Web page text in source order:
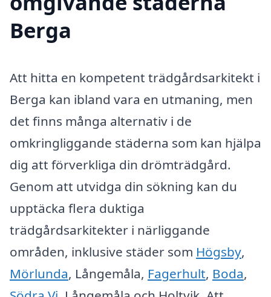
Berga
Att hitta en kompetent trädgårdsarkitekt i
Berga kan ibland vara en utmaning, men
det finns många alternativ i de
omkringliggande städerna som kan hjälpa
dig att förverkliga din drömträdgård.
Genom att utvidga din sökning kan du
upptäcka flera duktiga
trädgårdsarkitekter i närliggande
områden, inklusive städer som Högsby,
Mörlunda, Långemåla, Fagerhult, Boda,